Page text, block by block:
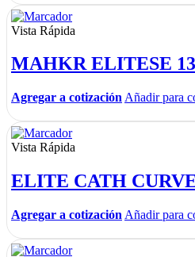
Vista Rápida
MAHKR ELITESE
Agregar a cotización Añadir para
Vista Rápida
ELITE CATH
Agregar a cotización Añadir para